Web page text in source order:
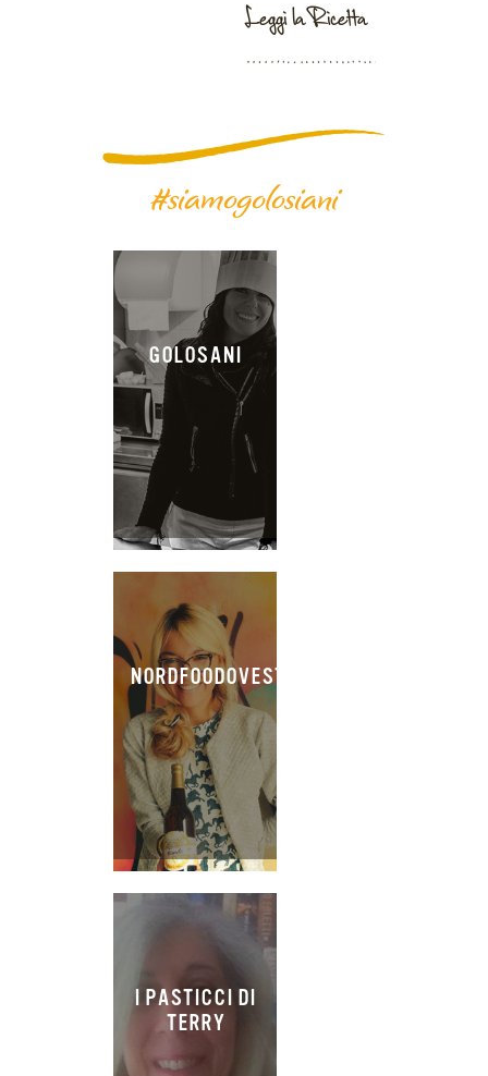
Leggi la Ricetta
#siamogolosiani
GOLOSANI
NORDFOODOVESTEST
I PASTICCI DI
TERRY